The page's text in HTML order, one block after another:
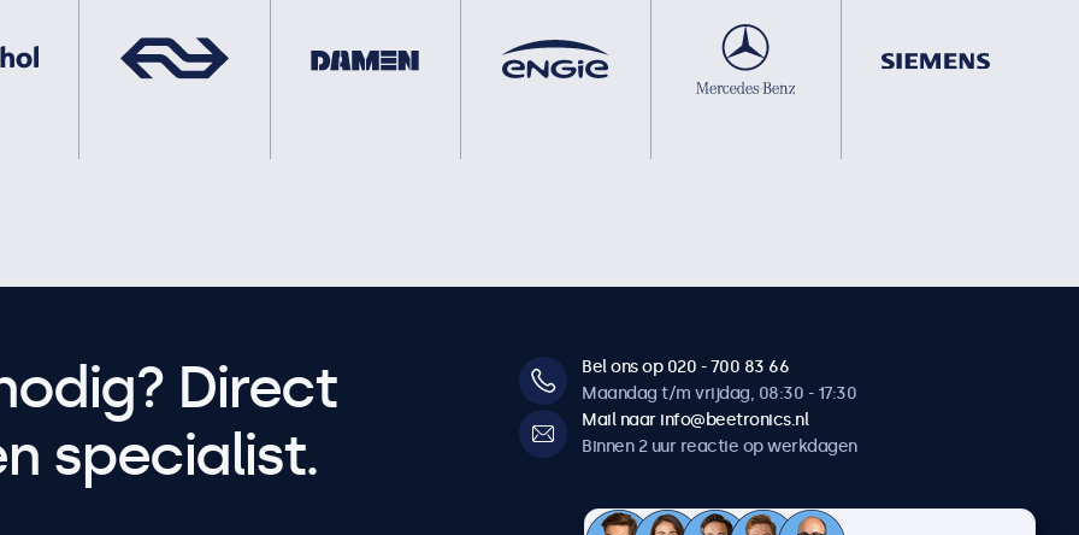
Direct
specialist.
Bel ons op 020 - 700 83 66
Maandag t/m vrijdag, 08:30 - 17:30
Mail naar info@beetronics.nl
Binnen 2 uur reactie op werkdagen